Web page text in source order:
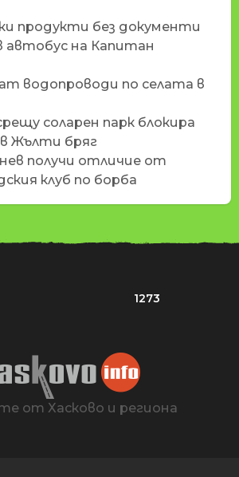
продукти без документи
автобус на Капитан
водопроводи по селата в
соларен парк блокира
Жълти бряг
получи отличие от
клуб по борба
1273
от Хасково и региона